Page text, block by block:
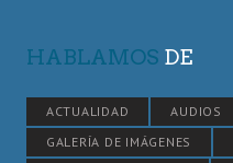
HABLAMOS DE
ACTUALIDAD AUDIOS
GALERÍA DE IMÁGENES